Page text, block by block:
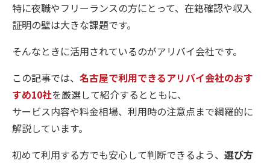
特に夜職やフリーランスの方にとって、在籍確認や収入
証明の壁は大きな課題です。
そんなときに活用されているのがアリバイ会社です。
この記事では、 名古屋で利用できるアリバイ会社のおす
すめ10社を厳選して紹介するとともに、
サービス内容や料金相場、利用時の注意点まで網羅的に
解説しています。
初めて利用する方でも安心して判断できるよう、 選び方